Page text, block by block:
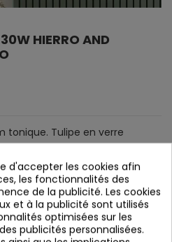
HIERRO AND
tonique. Tulipe en verre
d'accepter les cookies afin
les fonctionnalités des
de la publicité. Les cookies
et à la publicité sont utilisés
optimisées sur les
publicités personnalisées.